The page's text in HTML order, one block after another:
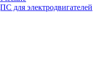
для электродвигателей